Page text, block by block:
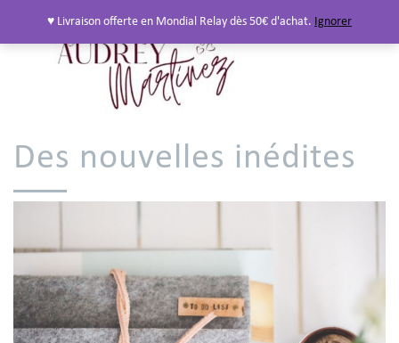
Des nouvelles inédites
♥ Livraison offerte en Mondial Relay dès 50€ d'achat. Ignorer